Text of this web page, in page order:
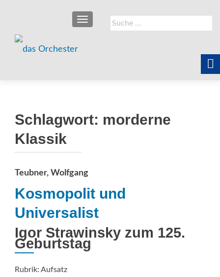
Suche
nach:
SCHALTE NAVIGATION
Schlagwort: morderne
Klassik
Teubner, Wolfgang
Kosmopolit und
Universalist
Igor Strawinsky zum 125.
Geburtstag
Rubrik: Aufsatz